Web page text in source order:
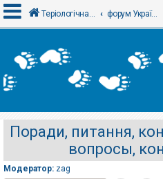
х
і
Р
с
Теріологічна школа форум Українського теріологічного товариства
Поради, питання,
вопросы,
Модератор: zag